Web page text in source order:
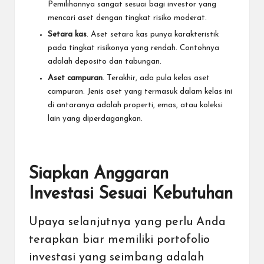
Pemilihannya sangat sesuai bagi investor yang
mencari aset dengan tingkat risiko moderat.
Setara kas. Aset setara kas punya karakteristik
pada tingkat risikonya yang rendah. Contohnya
adalah deposito dan tabungan.
Aset campuran. Terakhir, ada pula kelas aset
campuran. Jenis aset yang termasuk dalam kelas ini
di antaranya adalah properti, emas, atau koleksi
lain yang diperdagangkan.
Siapkan Anggaran
Investasi Sesuai Kebutuhan
Upaya selanjutnya yang perlu Anda
terapkan biar memiliki portofolio
investasi yang seimbang adalah